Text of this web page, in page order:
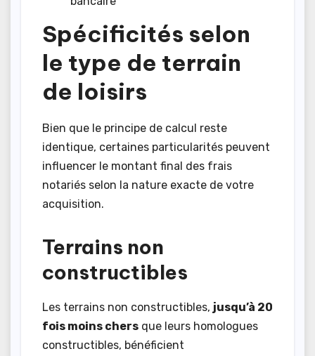
Spécificités selon
le type de terrain
de loisirs
Bien que le principe de calcul reste
identique, certaines particularités peuvent
influencer le montant final des frais
notariés selon la nature exacte de votre
acquisition.
Terrains non
constructibles
Les terrains non constructibles, jusqu’à 20
fois moins chers que leurs homologues
constructibles, bénéficient